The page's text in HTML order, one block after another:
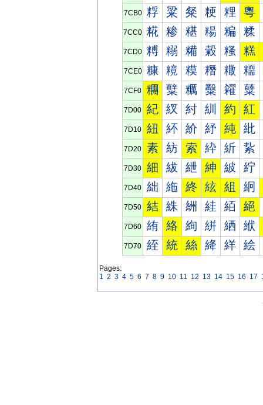
7CB0 粰 粱 粲 粳 粴 粵
7CC0 糀 糁 糂 糃 糄 糅
7CD0 糐 糑 糒 糓 糔 糕
7CE0 糠 糡 糢 糣 糤 糥
7CF0 糰 糱 糲 糳 糴 糵
7D00 紀 紁 紂 紃 約 紅
7D10 紐 紑 紒 紓 純 紕
7D20 素 紡 索 紣 紤 紥
7D30 細 紱 紲 紳 紴 紵
7D40 絀 絁 終 絃 組 絅
7D50 結 絑 絒 絓 絔 絕
7D60 絠 絡 絢 絣 絤 絥
7D70 絰 統 絲 絳 絴 絵
Pages:
1 2 3 4 5 6 7 8 9 10 11 12 13 14 15 16 17